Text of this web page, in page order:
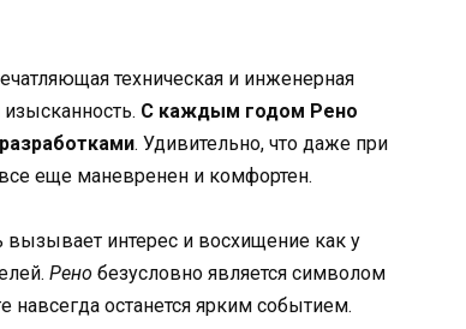
техническая и инженерная
С каждым годом Рено
. Удивительно, что даже при
еще маневренен и комфортен.
интерес и восхищение как у
Рено безусловно является символом
навсегда останется ярким событием.